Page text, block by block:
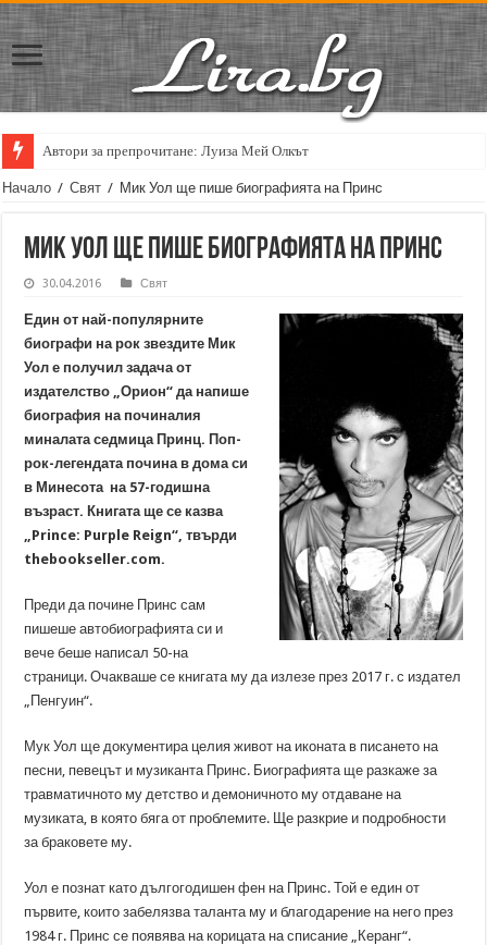
Автори за препрочитане: Луиза Мей Олкът
Начало / Свят / Мик Уол ще пише биографията на Принс
Мик Уол ще пише биографията на Принс
30.04.2016 Свят
Един от най-популярните
биографи на рок звездите Мик
Уол е получил задача от
издателство „Орион“ да напише
биография на починалия
миналата седмица Принц. Поп-
рок-легендата почина в дома си
в Минесота на 57-годишна
възраст. Книгата ще се казва
„Prince: Purple Reign“, твърди
thebookseller.com.
Преди да почине Принс сам
пишеше автобиографията си и
вече беше написал 50-на
страници. Очакваше се книгата му да излезе през 2017 г. с издател
„Пенгуин“.
Мук Уол ще документира целия живот на иконата в писането на
песни, певецът и музиканта Принс. Биографията ще разкаже за
травматичното му детство и демоничното му отдаване на
музиката, в която бяга от проблемите. Ще разкрие и подробности
за браковете му.
Уол е познат като дългогодишен фен на Принс. Той е един от
първите, които забелязва таланта му и благодарение на него през
1984 г. Принс се появява на корицата на списание „Керанг“.